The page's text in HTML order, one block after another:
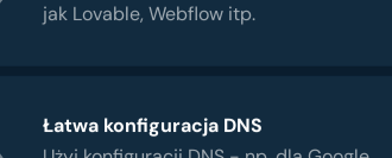
jak Lovable, Webflow itp.
Łatwa konfiguracja DNS